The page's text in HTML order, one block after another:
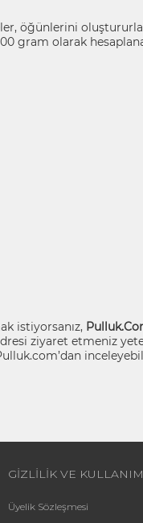
öğünlerini
gram olarak
istiyorsanız,
ziyaret etmeniz
GİZLİLİK VE KULLANIM
Üyelik Sözleşmesi